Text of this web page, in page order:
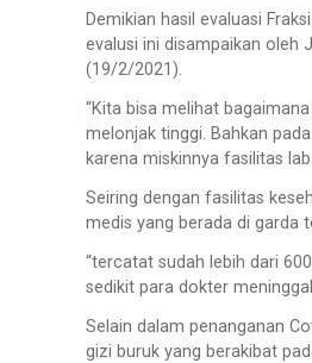
Demikian hasil evaluasi
evalusi ini disampaikan oleh
(19/2/2021).
“Kita bisa melihat
melonjak tinggi. Bahkan
karena miskinnya fasilitas
Seiring dengan fasilitas
medis yang berada di garda
“tercatat sudah lebih dari
sedikit para dokter
Selain dalam penanganan
gizi buruk yang berakibat